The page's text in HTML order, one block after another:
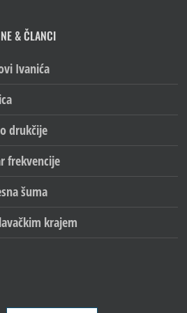
& ČLANCI
Ivanića
drukčije
frekvencije
šuma
krajem